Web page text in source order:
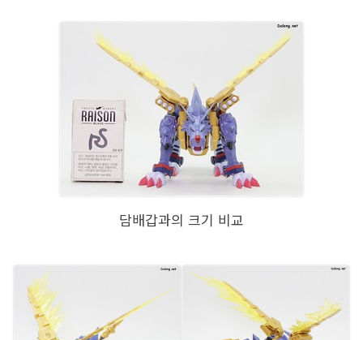
담배갑과의 크기 비교